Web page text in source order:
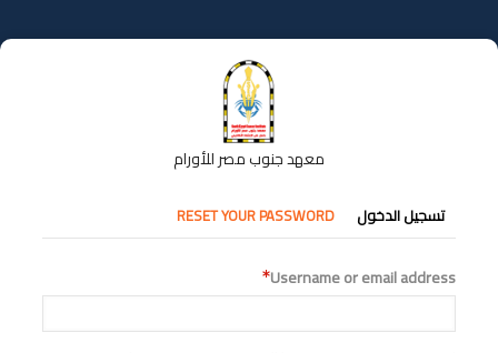
إلى
المحتوى
معهد جنوب مصر للأورام
التبويبات
الأساسية
تسجيل الدخول RESET YOUR PASSWORD
Username or email address